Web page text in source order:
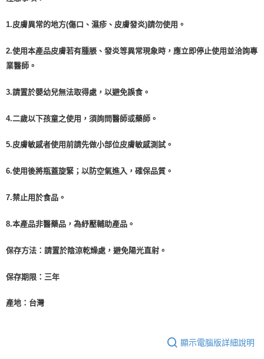
1.皮膚異常的地方(傷口、濕疹、皮膚發炎)請勿使用。
2.使用本產品皮膚若有腫脹、發炎等異常現象時，應立即停止使用並洽詢專
業醫師。
3.請置於嬰幼兒無法取得處，以避免誤食。
4.二歲以下孩童之使用，須詢問醫師或藥師。
5.皮膚敏感者使用前請先做小部位皮膚敏感測試。
6.使用後將瓶蓋旋緊；以防空氣進入，確保品質。
7.禁止用於食品。
8.本產品非醫藥品，為紓壓輔助產品。
保存方法：請置於陰涼乾燥處，避免陽光直射。
保存期限：三年
產地：台灣
顯示電腦版詳細說明